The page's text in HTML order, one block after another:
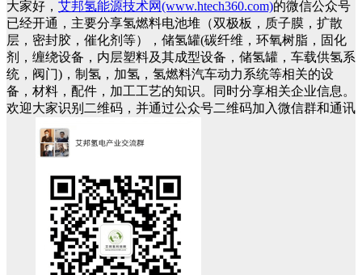
大家好， 艾邦氢能源技术网(www.htech360.com)的微信公众号
已经开通，主要分享氢燃料电池堆（双极板，质子膜，扩散
层，密封胶，催化剂等），储氢罐(碳纤维，环氧树脂，固化
剂，缠绕设备，内层塑料及其成型设备，储氢罐，车载供氢系
统，阀门)，制氢，加氢，氢燃料汽车动力系统等相关的设
备，材料，配件，加工工艺的知识。同时分享相关企业信息。
欢迎大家识别二维码，并通过公众号二维码加入微信群和通讯